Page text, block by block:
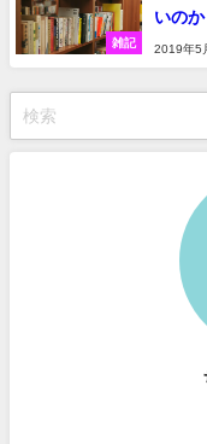
雑記
いの
2019年5